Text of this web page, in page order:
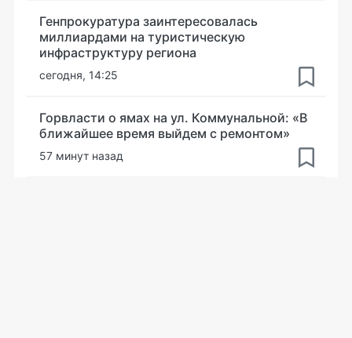
Генпрокуратура заинтересовалась
миллиардами на туристическую
инфраструктуру региона
сегодня, 14:25
Горвласти о ямах на ул. Коммунальной: «В
ближайшее время выйдем с ремонтом»
57 минут назад